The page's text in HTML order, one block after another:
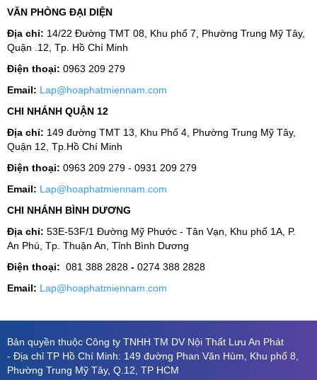
VĂN PHÒNG ĐẠI DIỆN
Địa chỉ: 14/22 Đường TMT 08, Khu phố 7, Phường Trung Mỹ Tây,
Quận .12, Tp. Hồ Chí Minh
Điện thoại: 0963 209 279
Email: Lap@hoaphatmiennam.com
CHI NHÁNH QUẬN 12
Địa chỉ: 149 đường TMT 13, Khu Phố 4, Phường Trung Mỹ Tây,
Quận 12, Tp.Hồ Chí Minh
Điện thoại: 0963 209 279 - 0931 209 279
Email: Lap@hoaphatmiennam.com
CHI NHÁNH BÌNH DƯƠNG
Địa chỉ: 53E-53F/1 Đường Mỹ Phước - Tân Vạn, Khu phố 1A, P.
An Phú, Tp. Thuận An, Tỉnh Bình Dương
Điện thoại: 081 388 2828 - 0274 388 2828
Email: Lap@hoaphatmiennam.com
Bản quyền thuộc Công ty TNHH TM DV Nội Thất Lưu An Phát
- Địa chỉ TP Hồ Chí Minh: 149 đường Phan Văn Hùm, Khu phố 8,
Phường Trung Mỹ Tây, Q.12, TP HCM